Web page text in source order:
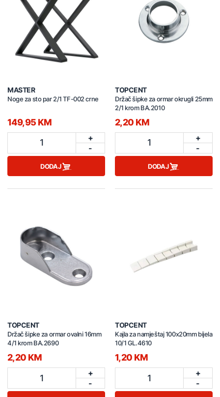
MASTER
Noge za sto par 2/1 TF-002 crne
149,95 KM
1
+
-
DODAJ
TOPCENT
Držač šipke za ormar okrugli 25mm
2/1 krom BA.2010
2,20 KM
1
+
-
DODAJ
TOPCENT
Držač šipke za ormar ovalni 16mm
4/1 krom BA.2690
2,20 KM
1
+
-
TOPCENT
Kajla za namještaj 100x20mm bijela
10/1 GL.4610
1,20 KM
1
+
-